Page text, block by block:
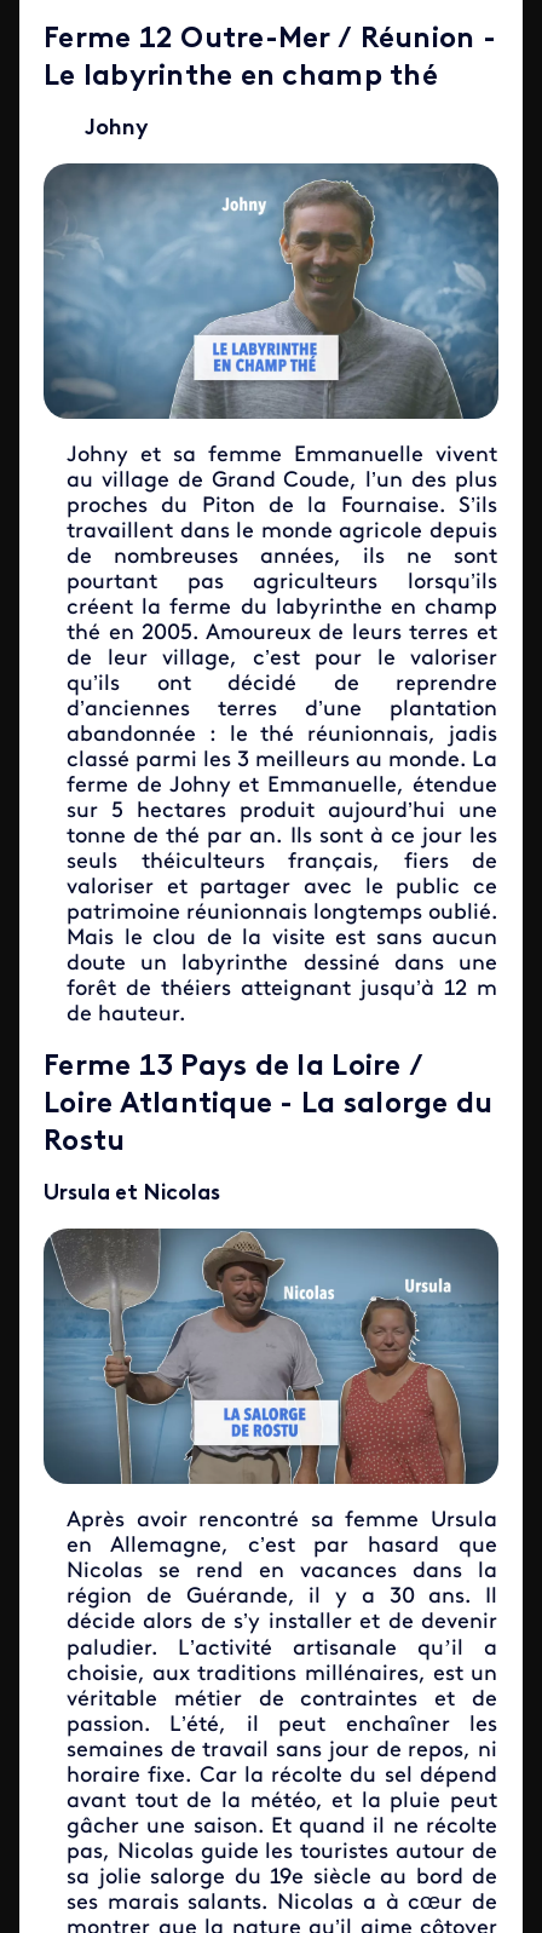
Ferme 12 Outre-Mer / Réunion -
Le labyrinthe en champ thé
Johny
Johny et sa femme Emmanuelle vivent
au village de Grand Coude, l’un des plus
proches du Piton de la Fournaise. S’ils
travaillent dans le monde agricole depuis
de nombreuses années, ils ne sont
pourtant pas agriculteurs lorsqu’ils
créent la ferme du labyrinthe en champ
thé en 2005. Amoureux de leurs terres et
de leur village, c’est pour le valoriser
qu’ils ont décidé de reprendre
d’anciennes terres d’une plantation
abandonnée : le thé réunionnais, jadis
classé parmi les 3 meilleurs au monde. La
ferme de Johny et Emmanuelle, étendue
sur 5 hectares produit aujourd’hui une
tonne de thé par an. Ils sont à ce jour les
seuls théiculteurs français, fiers de
valoriser et partager avec le public ce
patrimoine réunionnais longtemps oublié.
Mais le clou de la visite est sans aucun
doute un labyrinthe dessiné dans une
forêt de théiers atteignant jusqu’à 12 m
de hauteur.
Ferme 13 Pays de la Loire /
Loire Atlantique - La salorge du
Rostu
Ursula et Nicolas
Après avoir rencontré sa femme Ursula
en Allemagne, c’est par hasard que
Nicolas se rend en vacances dans la
région de Guérande, il y a 30 ans. Il
décide alors de s’y installer et de devenir
paludier. L’activité artisanale qu’il a
choisie, aux traditions millénaires, est un
véritable métier de contraintes et de
passion. L’été, il peut enchaîner les
semaines de travail sans jour de repos, ni
horaire fixe. Car la récolte du sel dépend
avant tout de la météo, et la pluie peut
gâcher une saison. Et quand il ne récolte
pas, Nicolas guide les touristes autour de
sa jolie salorge du 19e siècle au bord de
ses marais salants. Nicolas a à cœur de